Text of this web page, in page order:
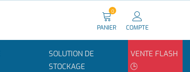
PANIER
0
COMPTE
SOLUTION DE
STOCKAGE
VENTE FLASH
🕒